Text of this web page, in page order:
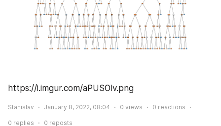
https://i.imgur.com/aPUSOlv.png
Stanislav January 8, 2022, 08:04 0 views 0 reactions
0 replies 0 reposts